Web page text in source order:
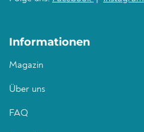
Informationen
Magazin
Über uns
FAQ